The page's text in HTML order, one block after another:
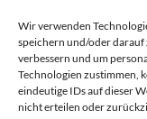
Wir verwenden
speichern und/oder darauf
verbessern und um
Technologien zustimmen,
eindeutige IDs auf dieser
nicht erteilen oder